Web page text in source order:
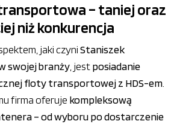
– taniej oraz
niż konkurencja
jaki czyniStaniszek
swojej branży, jestposiadanie
floty transportowej z HDS-em.
firma oferuje kompleksową
– od wyboru po dostarczenie